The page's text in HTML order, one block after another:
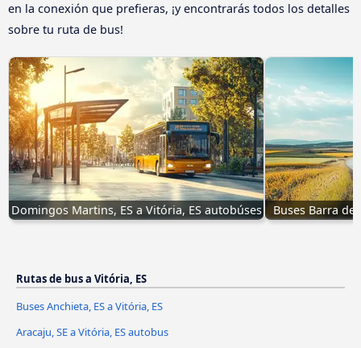
en la conexión que prefieras, ¡y encontrarás todos los detalles
sobre tu ruta de bus!
Domingos Martins, ES a Vitória, ES autobúses Buses Barra de
Rutas de bus a Vitória, ES
Buses Anchieta, ES a Vitória, ES
Aracaju, SE a Vitória, ES autobus